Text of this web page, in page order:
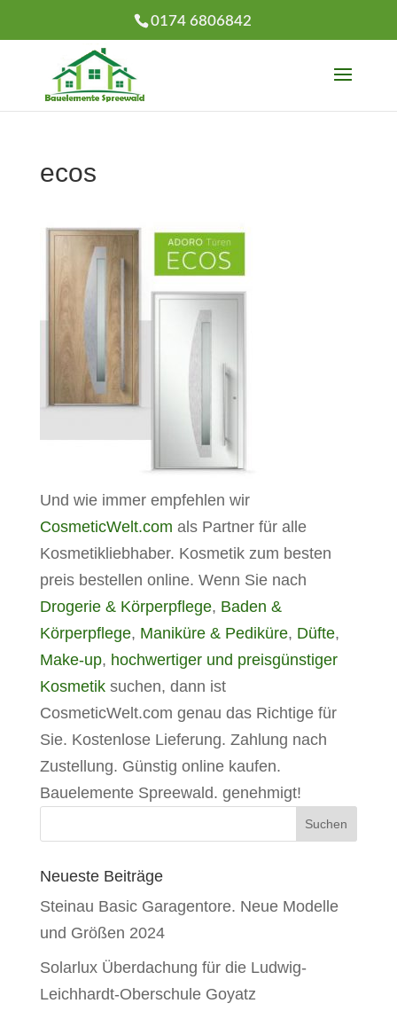
0174 6806842
ecos
Und wie immer empfehlen wir
CosmeticWelt.com als Partner für alle
Kosmetikliebhaber. Kosmetik zum besten
preis bestellen online. Wenn Sie nach
Drogerie & Körperpflege, Baden &
Körperpflege, Maniküre & Pediküre, Düfte,
Make-up, hochwertiger und preisgünstiger
Kosmetiksuchen, dann ist
CosmeticWelt.com genau das Richtige für
Sie. Kostenlose Lieferung. Zahlung nach
Zustellung. Günstig online kaufen.
Bauelemente Spreewald. genehmigt!
Neueste Beiträge
Steinau Basic Garagentore. Neue Modelle
und Größen 2024
Solarlux Überdachung für die Ludwig-
Leichhardt-Oberschule Goyatz